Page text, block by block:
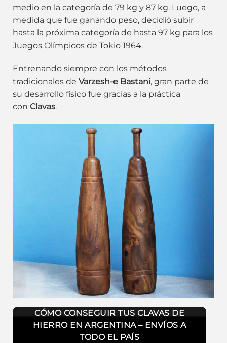
medio en la categoría de 79 kg y 87 kg. Luego, a
medida que fue ganando peso, decidió subir
hasta la próxima categoría de hasta 97 kg para los
Juegos Olímpicos de Tokio 1964.
Entrenando siempre con los métodos
tradicionales de Varzesh-e Bastani, gran parte de
su desarrollo físico fue gracias a la práctica
con Clavas.
Clavas Persas o "Meel" A diferencia de las clavas
modernas, son de madera y fabricadas de manera
artesanal
CÓMO CONSEGUIR TUS CLAVAS DE
HIERRO EN ARGENTINA – ENVÍOS A
TODO EL PAÍS